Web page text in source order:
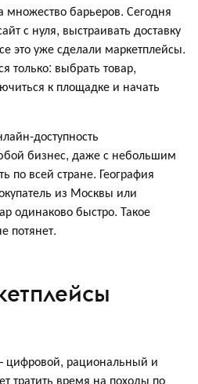
множество барьеров. Сегодня
с нуля, выстраивать доставку
это уже сделали маркетплейсы.
только: выбрать товар,
к площадке и начать
доступность
бизнес, даже с небольшим
по всей стране. География
из Москвы или
одинаково быстро. Такое
потянет.
цифровой, рациональный и
тратить время на походы по